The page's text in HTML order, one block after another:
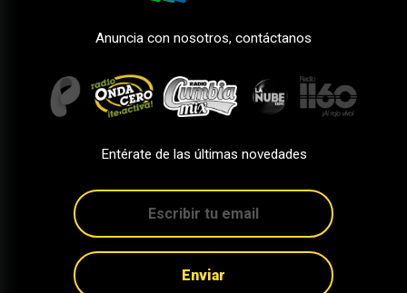
Anuncia con nosotros, contáctanos
Entérate de las últimas novedades
Enviar